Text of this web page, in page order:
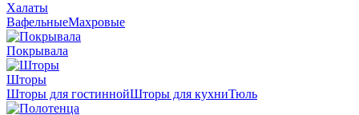
Халаты
ВафельныеМахровые
Покрывала
Шторы
Шторы для гостиннойШторы для кухниТюль